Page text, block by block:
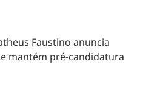
Faustino anuncia
mantém pré-candidatura